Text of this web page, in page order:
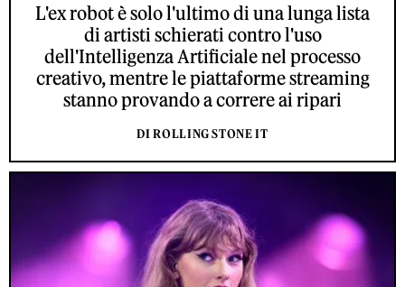
L'ex robot è solo l'ultimo di una lunga lista
di artisti schierati contro l'uso
dell'Intelligenza Artificiale nel processo
creativo, mentre le piattaforme streaming
stanno provando a correre ai ripari
DI ROLLING STONE IT